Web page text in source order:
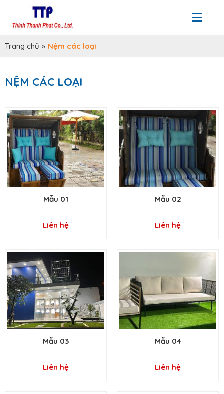
Trang chủ » Nệm các loại
NỆM CÁC LOẠI
Mẫu 01
Liên hệ
Mẫu 02
Liên hệ
Mẫu 03
Liên hệ
Mẫu 04
Liên hệ